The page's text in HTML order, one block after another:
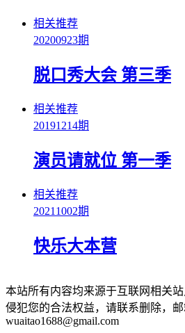
相关推荐
20200923期
脱口秀大会 第三季
相关推荐
20191214期
演员请就位 第一季
相关推荐
20211002期
快乐大本营
本站所有内容均来源于互联网相关
侵犯您的合法权益，请联系删除，邮
wuaitao1688@gmail.com